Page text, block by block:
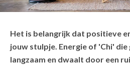
Het is belangrijk dat positieve
jouw stulpje. Energie of 'Chi'
langzaam en dwaalt door een